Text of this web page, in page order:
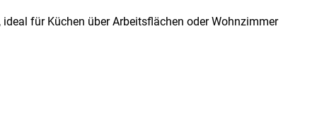
für Küchen über Arbeitsflächen oder Wohnzimmer